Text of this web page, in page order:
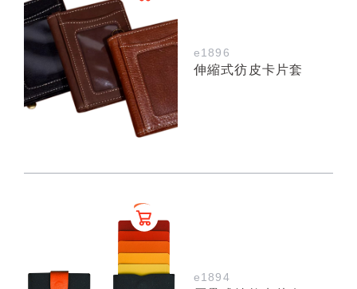
e1896
伸縮式彷皮卡片套
e1894